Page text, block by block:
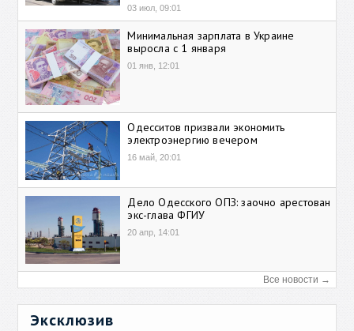
03 июл, 09:01
Минимальная зарплата в Украине
выросла с 1 января
01 янв, 12:01
Одесситов призвали экономить
электроэнергию вечером
16 май, 20:01
Дело Одесского ОПЗ: заочно арестован
экс-глава ФГИУ
20 апр, 14:01
Все новости →
Эксклюзив